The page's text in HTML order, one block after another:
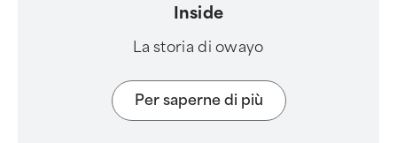
Inside
La storia di owayo
Per saperne di più